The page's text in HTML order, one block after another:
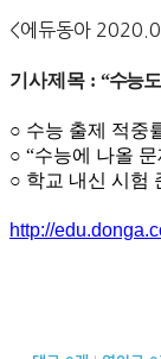
<에듀동아
기사제목 : “수능
○ 수능 출제 적중
○ “수능에 나올
○ 학교 내신 시험
http://